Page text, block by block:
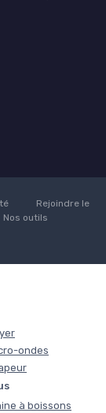
Rejoindre le
Nos outils
ondes
à boissons